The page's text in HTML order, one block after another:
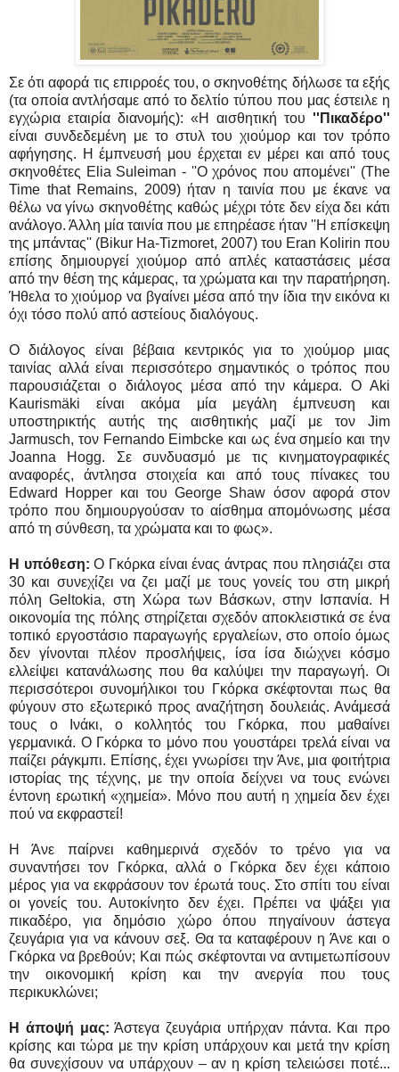
Σε ότι αφορά τις επιρροές του, ο σκηνοθέτης δήλωσε τα εξής
(τα οποία αντλήσαμε από το δελτίο τύπου που μας έστειλε η
εγχώρια εταιρία διανομής): «Η αισθητική του ''Πικαδέρο''
είναι συνδεδεμένη με το στυλ του χιούμορ και τον τρόπο
αφήγησης. Η έμπνευσή μου έρχεται εν μέρει και από τους
σκηνοθέτες Elia Suleiman - ''Ο χρόνος που απομένει'' (The
Time that Remains, 2009) ήταν η ταινία που με έκανε να
θέλω να γίνω σκηνοθέτης καθώς μέχρι τότε δεν είχα δει κάτι
ανάλογο. Άλλη μία ταινία που με επηρέασε ήταν ''Η επίσκεψη
της μπάντας'' (Bikur Ha-Tizmoret, 2007) του Eran Kolirin που
επίσης δημιουργεί χιούμορ από απλές καταστάσεις μέσα
από την θέση της κάμερας, τα χρώματα και την παρατήρηση.
Ήθελα το χιούμορ να βγαίνει μέσα από την ίδια την εικόνα κι
όχι τόσο πολύ από αστείους διαλόγους.
Ο διάλογος είναι βέβαια κεντρικός για το χιούμορ μιας
ταινίας αλλά είναι περισσότερο σημαντικός ο τρόπος που
παρουσιάζεται ο διάλογος μέσα από την κάμερα. Ο Aki
Kaurismäki είναι ακόμα μία μεγάλη έμπνευση και
υποστηρικτής αυτής της αισθητικής μαζί με τον Jim
Jarmusch, τον Fernando Eimbcke και ως ένα σημείο και την
Joanna Hogg. Σε συνδυασμό με τις κινηματογραφικές
αναφορές, άντλησα στοιχεία και από τους πίνακες του
Edward Hopper και του George Shaw όσον αφορά στον
τρόπο που δημιουργούσαν το αίσθημα απομόνωσης μέσα
από τη σύνθεση, τα χρώματα και το φως».
Η υπόθεση: Ο Γκόρκα είναι ένας άντρας που πλησιάζει στα
30 και συνεχίζει να ζει μαζί με τους γονείς του στη μικρή
πόλη Geltokia, στη Χώρα των Βάσκων, στην Ισπανία. Η
οικονομία της πόλης στηρίζεται σχεδόν αποκλειστικά σε ένα
τοπικό εργοστάσιο παραγωγής εργαλείων, στο οποίο όμως
δεν γίνονται πλέον προσλήψεις, ίσα ίσα διώχνει κόσμο
ελλείψει κατανάλωσης που θα καλύψει την παραγωγή. Οι
περισσότεροι συνομήλικοι του Γκόρκα σκέφτονται πως θα
φύγουν στο εξωτερικό προς αναζήτηση δουλειάς. Ανάμεσά
τους ο Ινάκι, ο κολλητός του Γκόρκα, που μαθαίνει
γερμανικά. Ο Γκόρκα το μόνο που γουστάρει τρελά είναι να
παίζει ράγκμπι. Επίσης, έχει γνωρίσει την Άνε, μια φοιτήτρια
ιστορίας της τέχνης, με την οποία δείχνει να τους ενώνει
έντονη ερωτική «χημεία». Μόνο που αυτή η χημεία δεν έχει
πού να εκφραστεί!
Η Άνε παίρνει καθημερινά σχεδόν το τρένο για να
συναντήσει τον Γκόρκα, αλλά ο Γκόρκα δεν έχει κάποιο
μέρος για να εκφράσουν τον έρωτά τους. Στο σπίτι του είναι
οι γονείς του. Αυτοκίνητο δεν έχει. Πρέπει να ψάξει για
πικαδέρο, για δημόσιο χώρο όπου πηγαίνουν άστεγα
ζευγάρια για να κάνουν σεξ. Θα τα καταφέρουν η Άνε και ο
Γκόρκα να βρεθούν; Και πώς σκέφτονται να αντιμετωπίσουν
την οικονομική κρίση και την ανεργία που τους
περικυκλώνει;
Η άποψή μας: Άστεγα ζευγάρια υπήρχαν πάντα. Και προ
κρίσης και τώρα με την κρίση υπάρχουν και μετά την κρίση
θα συνεχίσουν να υπάρχουν – αν η κρίση τελειώσει ποτέ...